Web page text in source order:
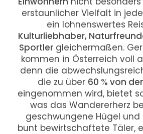
erstaunlicher Vielfalt in
ein lohnenswertes
Kulturliebhaber,
Sportler gleichermaßen.
kommen in Österreich voll
denn die
die zu über 60 % von
eingenommen wird, bietet
was das Wandererherz
geschwungene Hügel und
bunt bewirtschaftete Täler,